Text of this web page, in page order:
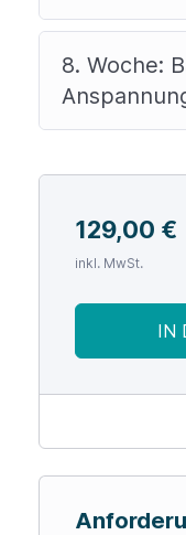
8. Woche:
129,00 €
inkl. MwSt.
IN